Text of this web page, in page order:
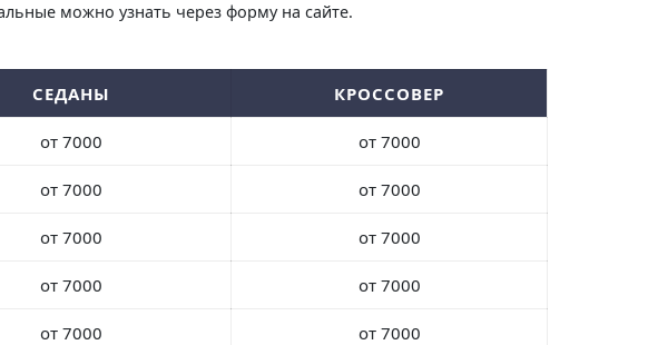
можно узнать через форму на сайте.
СЕДАНЫ КРОССОВЕР
от 7000 от 7000
от 7000 от 7000
от 7000 от 7000
от 7000 от 7000
от 7000 от 7000